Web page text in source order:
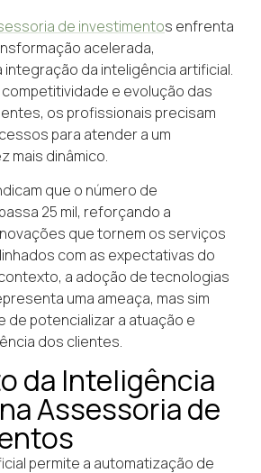
de investimentos enfrenta
acelerada,
integração da inteligência artificial.
e evolução das
os profissionais precisam
para atender a um
mais dinâmico.
que o número de
25 mil, reforçando a
que tornem os serviços
com as expectativas do
a adoção de tecnologias
uma ameaça, mas sim
de potencializar a atuação e
dos clientes.
da Inteligência
Assessoria de
permite a automatização de